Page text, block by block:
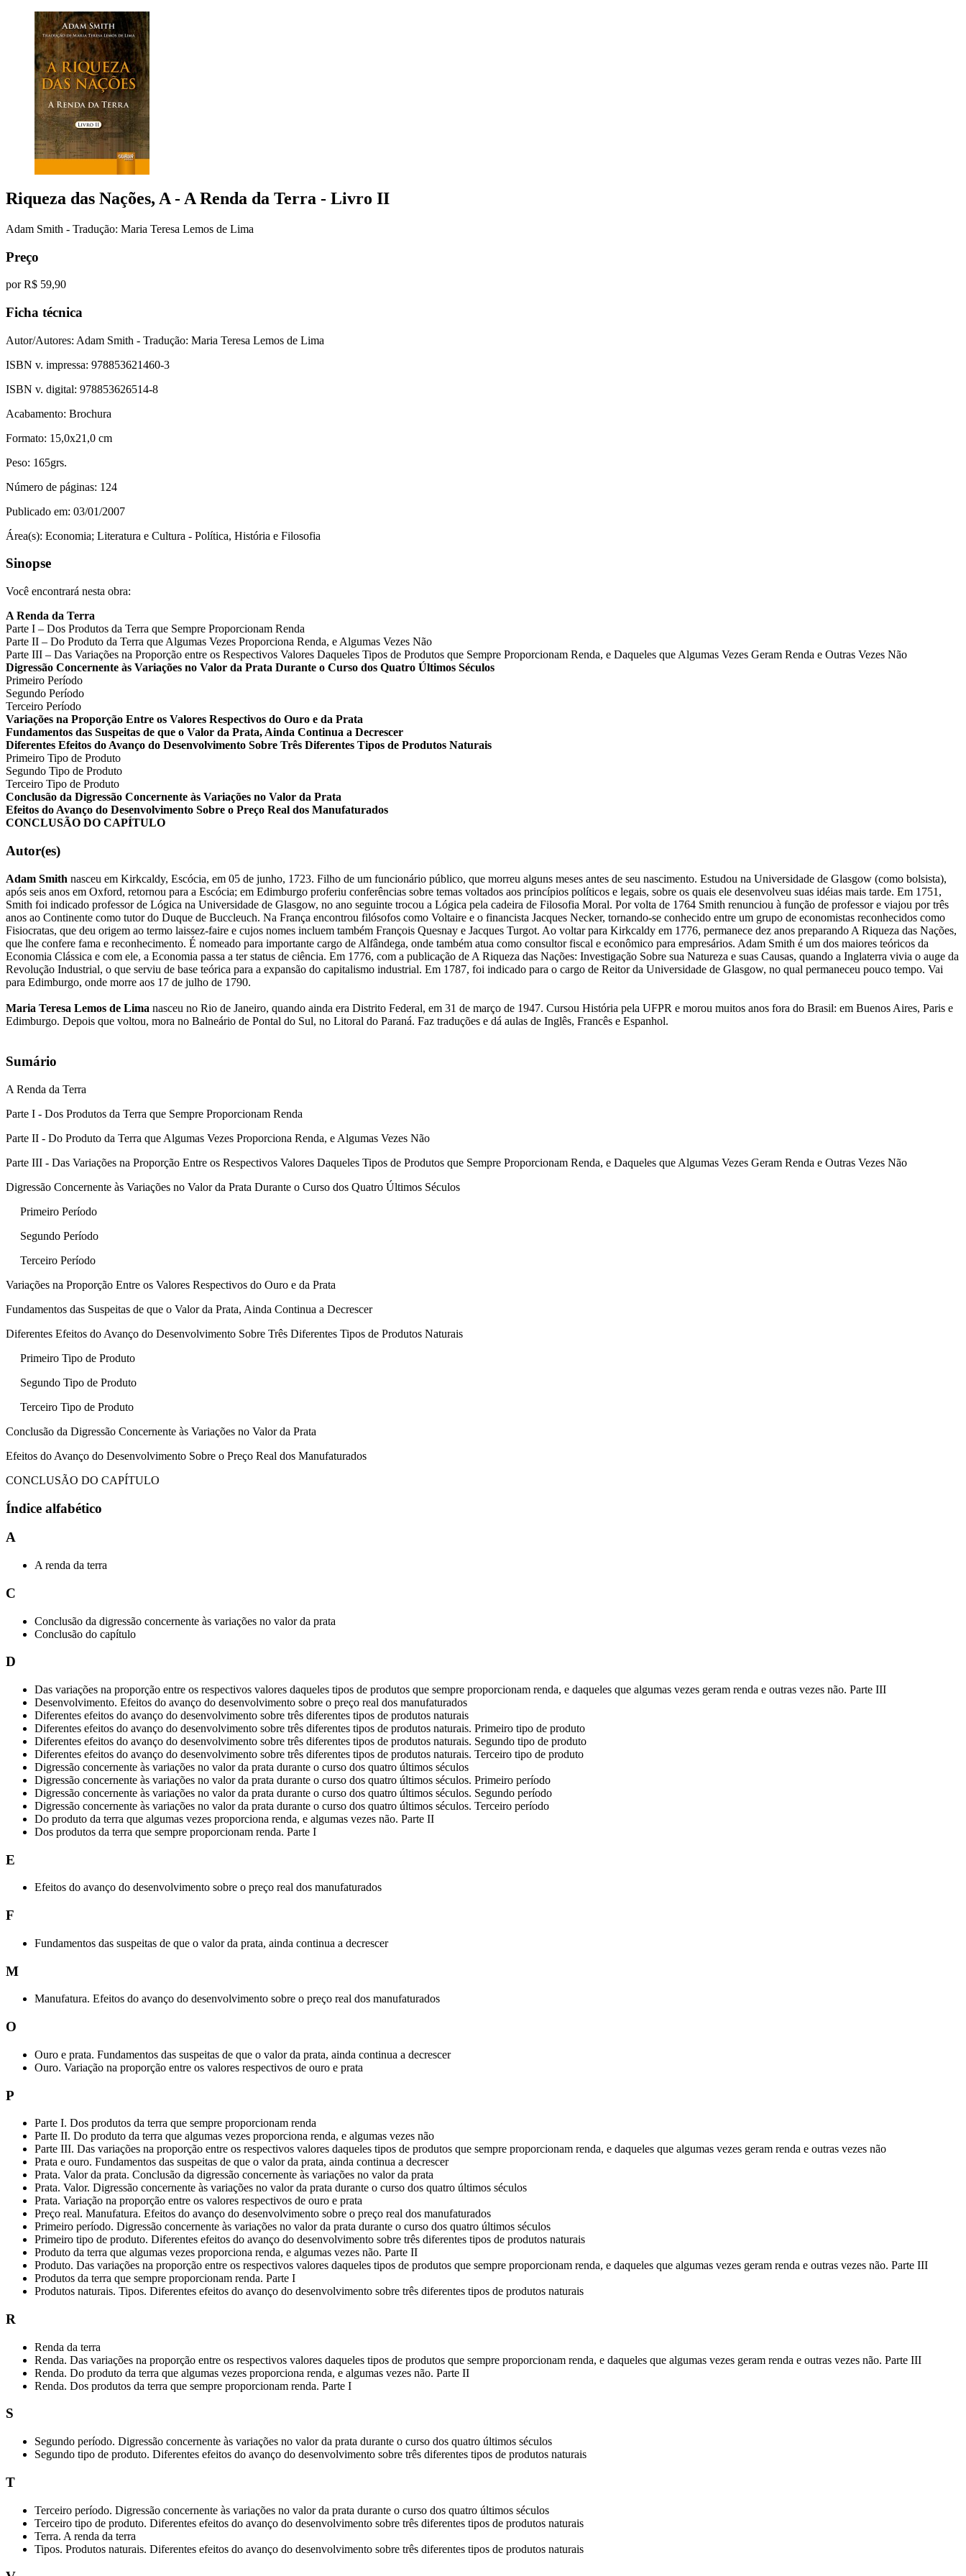
Riqueza das Nações, A - A Renda da Terra - Livro II
Adam Smith - Tradução: Maria Teresa Lemos de Lima
Preço
porR$ 59,90
Ficha técnica
Autor/Autores: Adam Smith - Tradução: Maria Teresa Lemos de Lima
ISBN v. impressa: 978853621460-3
ISBN v. digital: 978853626514-8
Acabamento: Brochura
Formato: 15,0x21,0 cm
Peso: 165grs.
Número de páginas: 124
Publicado em: 03/01/2007
Área(s): Economia; Literatura e Cultura - Política, História e Filosofia
Sinopse
Você encontrará nesta obra:
A Renda da Terra
Parte I – Dos Produtos da Terra que Sempre Proporcionam Renda
Parte II – Do Produto da Terra que Algumas Vezes Proporciona Renda, e Algumas Vezes Não
Parte III – Das Variações na Proporção entre os Respectivos Valores Daqueles Tipos de Produtos que Sempre Proporcionam Renda, e Daqueles que Algumas Vezes Geram Renda e Outras Vezes Não
Digressão Concernente às Variações no Valor da Prata Durante o Curso dos Quatro Últimos Séculos
Primeiro Período
Segundo Período
Terceiro Período
Variações na Proporção Entre os Valores Respectivos do Ouro e da Prata
Fundamentos das Suspeitas de que o Valor da Prata, Ainda Continua a Decrescer
Diferentes Efeitos do Avanço do Desenvolvimento Sobre Três Diferentes Tipos de Produtos Naturais
Primeiro Tipo de Produto
Segundo Tipo de Produto
Terceiro Tipo de Produto
Conclusão da Digressão Concernente às Variações no Valor da Prata
Efeitos do Avanço do Desenvolvimento Sobre o Preço Real dos Manufaturados
CONCLUSÃO DO CAPÍTULO
Autor(es)
Adam Smith nasceu em Kirkcaldy, Escócia, em 05 de junho, 1723. Filho de um funcionário público, que morreu alguns meses antes de seu nascimento. Estudou na Universidade de Glasgow (como bolsista),
após seis anos em Oxford, retornou para a Escócia; em Edimburgo proferiu conferências sobre temas voltados aos princípios políticos e legais, sobre os quais ele desenvolveu suas idéias mais tarde. Em 1751,
Smith foi indicado professor de Lógica na Universidade de Glasgow, no ano seguinte trocou a Lógica pela cadeira de Filosofia Moral. Por volta de 1764 Smith renunciou à função de professor e viajou por três
anos ao Continente como tutor do Duque de Buccleuch. Na França encontrou filósofos como Voltaire e o financista Jacques Necker, tornando-se conhecido entre um grupo de economistas reconhecidos como
Fisiocratas, que deu origem ao termo laissez-faire e cujos nomes incluem também François Quesnay e Jacques Turgot. Ao voltar para Kirkcaldy em 1776, permanece dez anos preparando A Riqueza das Nações,
que lhe confere fama e reconhecimento. É nomeado para importante cargo de Alfândega, onde também atua como consultor fiscal e econômico para empresários. Adam Smith é um dos maiores teóricos da
Economia Clássica e com ele, a Economia passa a ter status de ciência. Em 1776, com a publicação de A Riqueza das Nações: Investigação Sobre sua Natureza e suas Causas, quando a Inglaterra vivia o auge da
Revolução Industrial, o que serviu de base teórica para a expansão do capitalismo industrial. Em 1787, foi indicado para o cargo de Reitor da Universidade de Glasgow, no qual permaneceu pouco tempo. Vai
para Edimburgo, onde morre aos 17 de julho de 1790.
Maria Teresa Lemos de Lima nasceu no Rio de Janeiro, quando ainda era Distrito Federal, em 31 de março de 1947. Cursou História pela UFPR e morou muitos anos fora do Brasil: em Buenos Aires, Paris e
Edimburgo. Depois que voltou, mora no Balneário de Pontal do Sul, no Litoral do Paraná. Faz traduções e dá aulas de Inglês, Francês e Espanhol.
Sumário
A Renda da Terra
Parte I - Dos Produtos da Terra que Sempre Proporcionam Renda
Parte II - Do Produto da Terra que Algumas Vezes Proporciona Renda, e Algumas Vezes Não
Parte III - Das Variações na Proporção Entre os Respectivos Valores Daqueles Tipos de Produtos que Sempre Proporcionam Renda, e Daqueles que Algumas Vezes Geram Renda e Outras Vezes Não
Digressão Concernente às Variações no Valor da Prata Durante o Curso dos Quatro Últimos Séculos
Primeiro Período
Segundo Período
Terceiro Período
Variações na Proporção Entre os Valores Respectivos do Ouro e da Prata
Fundamentos das Suspeitas de que o Valor da Prata, Ainda Continua a Decrescer
Diferentes Efeitos do Avanço do Desenvolvimento Sobre Três Diferentes Tipos de Produtos Naturais
Primeiro Tipo de Produto
Segundo Tipo de Produto
Terceiro Tipo de Produto
Conclusão da Digressão Concernente às Variações no Valor da Prata
Efeitos do Avanço do Desenvolvimento Sobre o Preço Real dos Manufaturados
CONCLUSÃO DO CAPÍTULO
Índice alfabético
A
A renda da terra
C
Conclusão da digressão concernente às variações no valor da prata
Conclusão do capítulo
D
Das variações na proporção entre os respectivos valores daqueles tipos de produtos que sempre proporcionam renda, e daqueles que algumas vezes geram renda e outras vezes não. Parte III
Desenvolvimento. Efeitos do avanço do desenvolvimento sobre o preço real dos manufaturados
Diferentes efeitos do avanço do desenvolvimento sobre três diferentes tipos de produtos naturais
Diferentes efeitos do avanço do desenvolvimento sobre três diferentes tipos de produtos naturais. Primeiro tipo de produto
Diferentes efeitos do avanço do desenvolvimento sobre três diferentes tipos de produtos naturais. Segundo tipo de produto
Diferentes efeitos do avanço do desenvolvimento sobre três diferentes tipos de produtos naturais. Terceiro tipo de produto
Digressão concernente às variações no valor da prata durante o curso dos quatro últimos séculos
Digressão concernente às variações no valor da prata durante o curso dos quatro últimos séculos. Primeiro período
Digressão concernente às variações no valor da prata durante o curso dos quatro últimos séculos. Segundo período
Digressão concernente às variações no valor da prata durante o curso dos quatro últimos séculos. Terceiro período
Do produto da terra que algumas vezes proporciona renda, e algumas vezes não. Parte II
Dos produtos da terra que sempre proporcionam renda. Parte I
E
Efeitos do avanço do desenvolvimento sobre o preço real dos manufaturados
F
Fundamentos das suspeitas de que o valor da prata, ainda continua a decrescer
M
Manufatura. Efeitos do avanço do desenvolvimento sobre o preço real dos manufaturados
O
Ouro e prata. Fundamentos das suspeitas de que o valor da prata, ainda continua a decrescer
Ouro. Variação na proporção entre os valores respectivos de ouro e prata
P
Parte I. Dos produtos da terra que sempre proporcionam renda
Parte II. Do produto da terra que algumas vezes proporciona renda, e algumas vezes não
Parte III. Das variações na proporção entre os respectivos valores daqueles tipos de produtos que sempre proporcionam renda, e daqueles que algumas vezes geram renda e outras vezes não
Prata e ouro. Fundamentos das suspeitas de que o valor da prata, ainda continua a decrescer
Prata. Valor da prata. Conclusão da digressão concernente às variações no valor da prata
Prata. Valor. Digressão concernente às variações no valor da prata durante o curso dos quatro últimos séculos
Prata. Variação na proporção entre os valores respectivos de ouro e prata
Preço real. Manufatura. Efeitos do avanço do desenvolvimento sobre o preço real dos manufaturados
Primeiro período. Digressão concernente às variações no valor da prata durante o curso dos quatro últimos séculos
Primeiro tipo de produto. Diferentes efeitos do avanço do desenvolvimento sobre três diferentes tipos de produtos naturais
Produto da terra que algumas vezes proporciona renda, e algumas vezes não. Parte II
Produto. Das variações na proporção entre os respectivos valores daqueles tipos de produtos que sempre proporcionam renda, e daqueles que algumas vezes geram renda e outras vezes não. Parte III
Produtos da terra que sempre proporcionam renda. Parte I
Produtos naturais. Tipos. Diferentes efeitos do avanço do desenvolvimento sobre três diferentes tipos de produtos naturais
R
Renda da terra
Renda. Das variações na proporção entre os respectivos valores daqueles tipos de produtos que sempre proporcionam renda, e daqueles que algumas vezes geram renda e outras vezes não. Parte III
Renda. Do produto da terra que algumas vezes proporciona renda, e algumas vezes não. Parte II
Renda. Dos produtos da terra que sempre proporcionam renda. Parte I
S
Segundo período. Digressão concernente às variações no valor da prata durante o curso dos quatro últimos séculos
Segundo tipo de produto. Diferentes efeitos do avanço do desenvolvimento sobre três diferentes tipos de produtos naturais
T
Terceiro período. Digressão concernente às variações no valor da prata durante o curso dos quatro últimos séculos
Terceiro tipo de produto. Diferentes efeitos do avanço do desenvolvimento sobre três diferentes tipos de produtos naturais
Terra. A renda da terra
Tipos. Produtos naturais. Diferentes efeitos do avanço do desenvolvimento sobre três diferentes tipos de produtos naturais